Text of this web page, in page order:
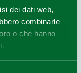
dei dati web,
combinarle
o che hanno